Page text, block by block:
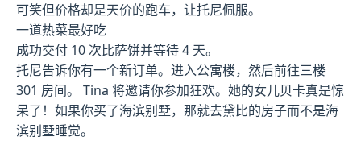
可笑但价格却是天价的跑车，让托尼佩服。
一道热菜最好吃
成功交付 10 次比萨饼并等待 4 天。
托尼告诉你有一个新订单。进入公寓楼，然后前往三楼
301 房间。 Tina 将邀请你参加狂欢。她的女儿贝卡真是惊
呆了！如果你买了海滨别墅，那就去黛比的房子而不是海
滨别墅睡觉。